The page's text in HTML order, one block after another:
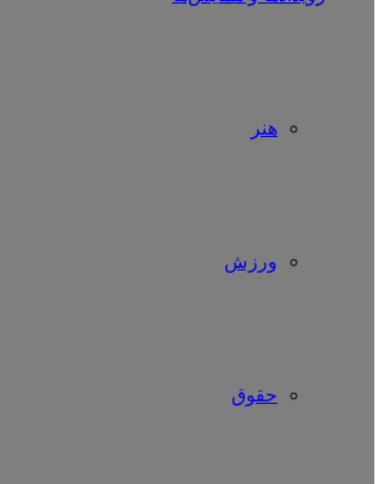
هنر
ورزش
حقوق